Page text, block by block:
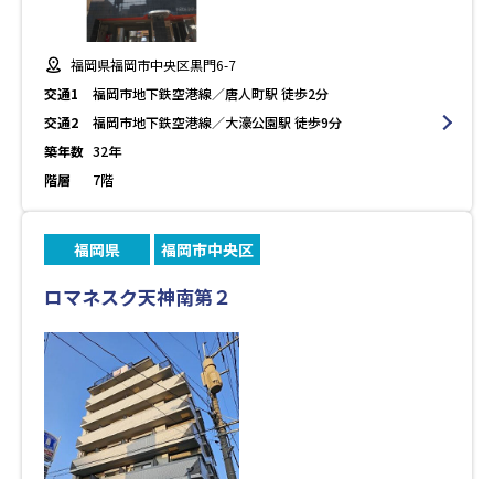
福岡県福岡市中央区黒門6-7
交通1
福岡市地下鉄空港線／唐人町駅 徒歩2分
交通2
福岡市地下鉄空港線／大濠公園駅 徒歩9分
築年数 32年
階層
7階
福岡県 福岡市中央区
ロマネスク天神南第２